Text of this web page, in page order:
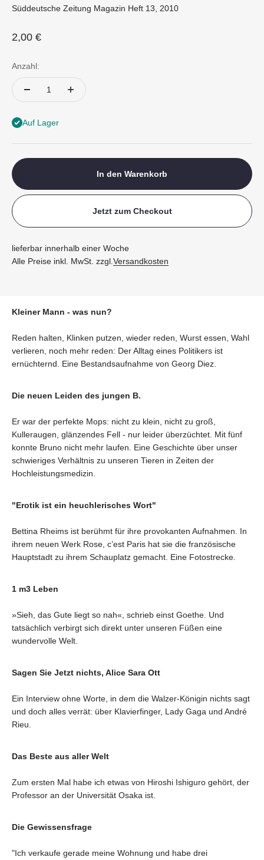
Süddeutsche Zeitung Magazin Heft 13, 2010
Angebot
2,00 €
Anzahl:
Auf Lager
In den Warenkorb
Jetzt zum Checkout
lieferbar innerhalb einer Woche
Alle Preise inkl. MwSt. zzgl. Versandkosten
Kleiner Mann - was nun?
Reden halten, Klinken putzen, wieder reden, Wurst essen, Wahl
verlieren, noch mehr reden: Der Alltag eines Politikers ist
ernüchternd. Eine Bestandsaufnahme von Georg Diez.
Die neuen Leiden des jungen B.
Er war der perfekte Mops: nicht zu klein, nicht zu groß,
Kulleraugen, glänzendes Fell - nur leider überzüchtet. Mit fünf
konnte Bruno nicht mehr laufen. Eine Geschichte über unser
schwieriges Verhältnis zu unseren Tieren in Zeiten der
Hochleistungsmedizin.
"Erotik ist ein heuchlerisches Wort"
Bettina Rheims ist berühmt für ihre provokanten Aufnahmen. In
ihrem neuen Werk Rose, c’est Paris hat sie die französische
Hauptstadt zu ihrem Schauplatz gemacht. Eine Fotostrecke.
1 m3 Leben
»Sieh, das Gute liegt so nah«, schrieb einst Goethe. Und
tatsächlich verbirgt sich direkt unter unseren Füßen eine
wundervolle Welt.
Sagen Sie Jetzt nichts, Alice Sara Ott
Ein Interview ohne Worte, in dem die Walzer-Königin nichts sagt
und doch alles verrät: über Klavierfinger, Lady Gaga und André
Rieu.
Das Beste aus aller Welt
Zum ersten Mal habe ich etwas von Hiroshi Ishiguro gehört, der
Professor an der Universität Osaka ist.
Die Gewissensfrage
"Ich verkaufe gerade meine Wohnung und habe drei